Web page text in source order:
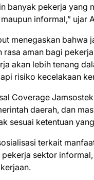
banyak pekerja yang
informal,” ujar
menegaskan
aman bagi
akan lebih tenang
risiko kecelakaan
Coverage
daerah, dan
sesuai ketentuan
terkait
sektor